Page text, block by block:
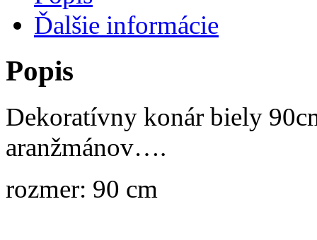
Ďalšie informácie
Popis
Dekoratívny konár biely
aranžmánov….
rozmer: 90 cm